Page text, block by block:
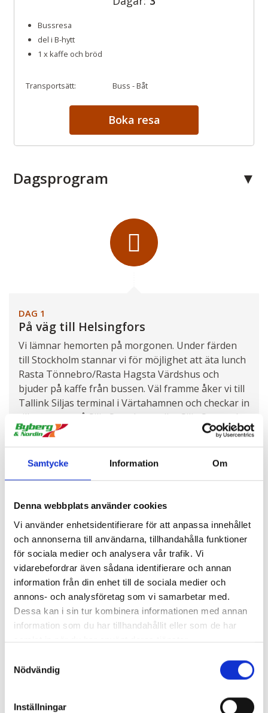
Samtycke Information Om
Denna webbplats använder cookies
Vi använder enhetsidentifierare för att anpassa innehållet
och annonserna till användarna, tillhandahålla funktioner
för sociala medier och analysera vår trafik. Vi
vidarebefordrar även sådana identifierare och annan
information från din enhet till de sociala medier och
annons- och analysföretag som vi samarbetar med.
Dessa kan i sin tur kombinera informationen med annan
information som du har tillhandahållit eller som de har
samlat in när du har använt deras tjänster.
Nödvändig
Inställningar
Bussresa
del i B-hytt
1 x kaffe och bröd
Transportsätt: Buss - Båt
Boka resa
Dagsprogram
DAG 1
På väg till Helsingfors
Vi lämnar hemorten på morgonen. Under färden
till Stockholm stannar vi för möjlighet att äta lunch
Rasta Tönnebro/Rasta Hagsta Värdshus och
bjuder på kaffe från bussen. Väl framme åker vi till
Tallink Siljas terminal i Värtahamnen och checkar in
tillsammans på Silja Symphony eller Silja Serenade
som avgår kl. 16.30. Bussen och chauffören följer
inte med båten.
stora utbud av god mat, dryck, dans och shower.
Heldag i staden
Ankomst Helsingfors 10.30 (lokal tid +1h). Nu finns